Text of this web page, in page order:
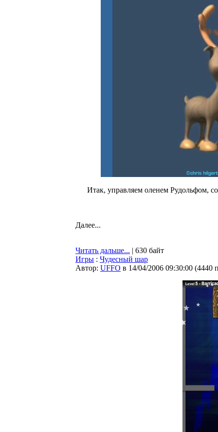
Итак, управляем оленем Рудольфом,
Далее...
Читать дальше... | 630 байт
Игры : Чудесный шар
Автор: UFFO в 14/04/2006 09:30:00 (4440